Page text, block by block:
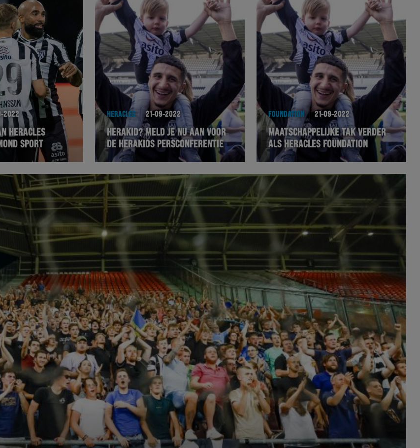
2022
HERACLES
SPORT
HERACLES 21-09-2022
HERAKID? MELD JE NU AAN VOOR
DE HERAKIDS PERSCONFERENTIE
FOUNDATION 21-09-2022
MAATSCHAPPELIJKE TAK VERDER
ALS HERACLES FOUNDATION